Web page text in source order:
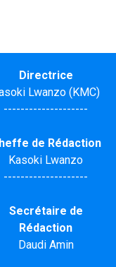
Directrice
Lwanzo (KMC)
--------------------
de Rédaction
Kasoki Lwanzo
--------------------
Secrétaire de
Rédaction
Daudi Amin